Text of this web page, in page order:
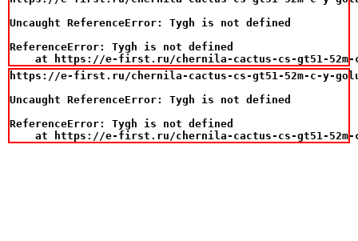
Uncaught ReferenceError: Tygh is not defined
ReferenceError: Tygh is not defined
at https://e-first.ru/chernila-cactus-cs-gt51-
https://e-first.ru/chernila-cactus-cs-gt51-52m-c-y-
Uncaught ReferenceError: Tygh is not defined
ReferenceError: Tygh is not defined
at https://e-first.ru/chernila-cactus-cs-gt51-